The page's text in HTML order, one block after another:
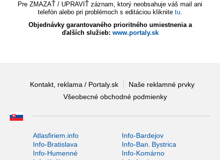
Pre ZMAZAŤ / UPRAVIŤ záznam, ktorý neobsahuje váš mail ani
telefón alebo pri problémoch s editáciou kliknite tu.
Objednávky garantovaného prioritného umiestnenia a
ďalších služieb: www.portaly.sk
Kontakt, reklama / Portaly.sk
Naše reklamné prvky
Všeobecné obchodné podmienky
Atlasfiriem.info
Info-Bardejov
Info-Bratislava
Info-Ban. Bystrica
Info-Humenné
Info-Komárno